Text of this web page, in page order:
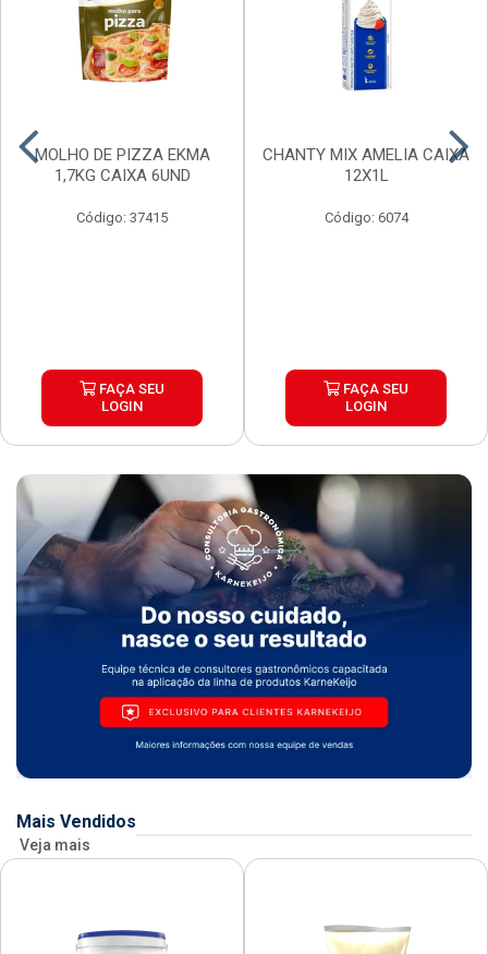
MOLHO DE PIZZA EKMA
1,7KG CAIXA 6UND
Código: 37415
FAÇA SEU
LOGIN
CHANTY MIX AMELIA CAIXA
12X1L
Código: 6074
FAÇA SEU
LOGIN
Mais Vendidos
Veja mais